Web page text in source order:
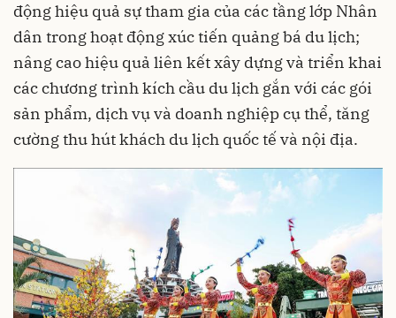
động hiệu quả sự tham gia của các tầng lớp Nhân
dân trong hoạt động xúc tiến quảng bá du lịch;
nâng cao hiệu quả liên kết xây dựng và triển khai
các chương trình kích cầu du lịch gắn với các gói
sản phẩm, dịch vụ và doanh nghiệp cụ thể, tăng
cường thu hút khách du lịch quốc tế và nội địa.